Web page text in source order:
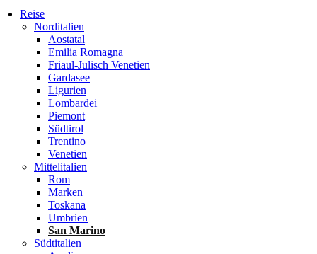
Reise
Norditalien
Aostatal
Emilia Romagna
Friaul-Julisch Venetien
Gardasee
Ligurien
Lombardei
Piemont
Südtirol
Trentino
Venetien
Mittelitalien
Rom
Marken
Toskana
Umbrien
San Marino
Südtitalien